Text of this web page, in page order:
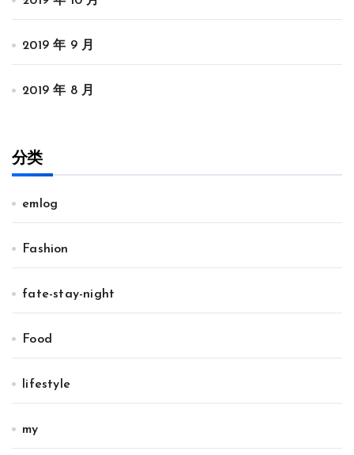
2019 年 9 月
2019 年 8 月
分类
emlog
Fashion
fate-stay-night
Food
lifestyle
my